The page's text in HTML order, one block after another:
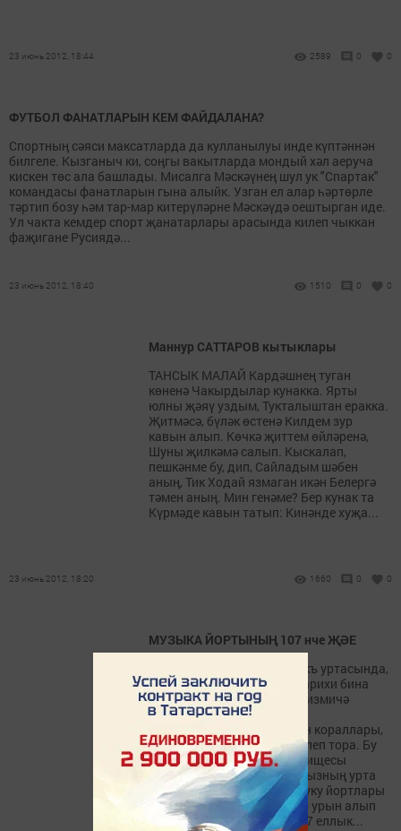
23 июнь 2012, 18:44 2589 0 0
ФУТБОЛ ФАНАТЛАРЫН КЕМ ФАЙДАЛАНА?
Спортның сәяси максатларда да кулланылуы инде күптәннән
билгеле. Кызганыч ки, соңгы вакытларда мондый хәл аеруча
кискен төс ала башлады. Мисалга Мәскәүнең шул ук "Спартак"
командасы фанатларын гына алыйк. Узган ел алар һәртөрле
тәртип бозу һәм тар-мар китерүләрне Мәскәүдә оештырган иде.
Ул чакта кемдер спорт җанатарлары арасында килеп чыккан
фаҗигане Русиядә...
23 июнь 2012, 18:40 1510 0 0
Маннур САТТАРОВ кытыклары
ТАНСЫК МАЛАЙ Кардәшнең туган
көненә Чакырдылар кунакка. Ярты
юлны җәяү уздым, Тукталыштан еракка.
Җитмәсә, бүләк өстенә Килдем зур
кавын алып. Көчкә җиттем өйләренә,
Шуны җилкәмә салып. Кыскалап,
пешкәнме бу, дип, Сайладым шәбен
аның, Тик Ходай язмаган икән Белергә
тәмен аның. Мин генәме? Бер кунак та
Күрмәде кавын татып: Кинәнде хуҗа...
23 июнь 2012, 18:20 1660 0 0
МУЗЫКА ЙОРТЫНЫҢ 107 нче ҖӘЕ
Башкалабыз Казанның нәкъ уртасында,
Жуковский урамындагы тарихи бина
яныннан узганда үзең дә сизмичә
тукталып каласың. Аның
тәрәзәләреннән музыка уен кораллары,
җырчылар тавышы ишетелеп тора. Бу
йортта Казан музыка училищесы
урнашкан. Ул республикабызның урта
махсус белем бирә торган уку йортлары
арасында үзенә аерым бер урын алып
тора. Беренчедән, аның 107 еллык...